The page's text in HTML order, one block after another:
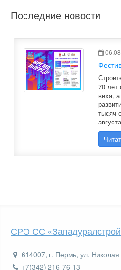
Последние новости
70 лет
веха,
тысяч
СРО СС
614007, г. Пермь, ул. Николая
+7(342) 216-76-13